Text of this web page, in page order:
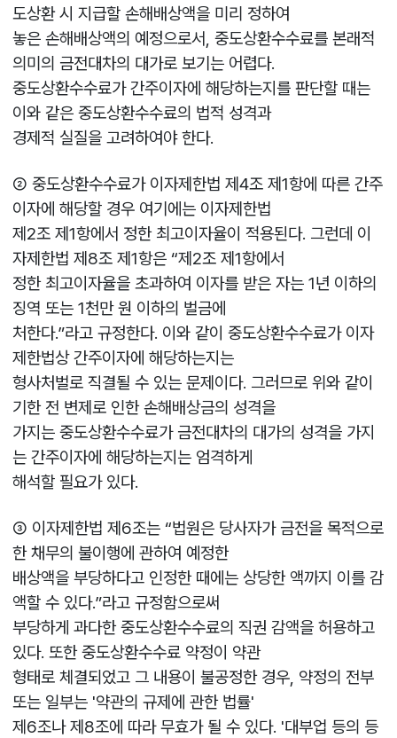
도상환 시 지급할 손해배상액을 미리 정하여
놓은 손해배상액의 예정으로서, 중도상환수수료를 본래적
의미의 금전대차의 대가로 보기는 어렵다.
중도상환수수료가 간주이자에 해당하는지를 판단할 때는
이와 같은 중도상환수수료의 법적 성격과
경제적 실질을 고려하여야 한다.
② 중도상환수수료가 이자제한법 제4조 제1항에 따른 간주
이자에 해당할 경우 여기에는 이자제한법
제2조 제1항에서 정한 최고이자율이 적용된다. 그런데 이
자제한법 제8조 제1항은 “제2조 제1항에서
정한 최고이자율을 초과하여 이자를 받은 자는 1년 이하의
징역 또는 1천만 원 이하의 벌금에
처한다.”라고 규정한다. 이와 같이 중도상환수수료가 이자
제한법상 간주이자에 해당하는지는
형사처벌로 직결될 수 있는 문제이다. 그러므로 위와 같이
기한 전 변제로 인한 손해배상금의 성격을
가지는 중도상환수수료가 금전대차의 대가의 성격을 가지
는 간주이자에 해당하는지는 엄격하게
해석할 필요가 있다.
③ 이자제한법 제6조는 “법원은 당사자가 금전을 목적으로
한 채무의 불이행에 관하여 예정한
배상액을 부당하다고 인정한 때에는 상당한 액까지 이를 감
액할 수 있다.”라고 규정함으로써
부당하게 과다한 중도상환수수료의 직권 감액을 허용하고
있다. 또한 중도상환수수료 약정이 약관
형태로 체결되었고 그 내용이 불공정한 경우, 약정의 전부
또는 일부는 '약관의 규제에 관한 법률'
제6조나 제8조에 따라 무효가 될 수 있다. '대부업 등의 등